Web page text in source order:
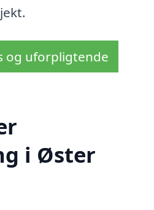
og uforpligtende
i Øster